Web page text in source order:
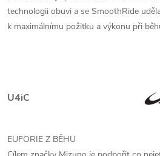
technologii obuvi a se SmoothRide
k maximálnímu požitku a výkonu při
U4iC
EUFORIE Z BĚHU